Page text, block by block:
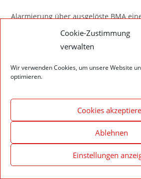
Cookie-Zustimmung
verwalten
Wir verwenden Cookies, um unsere Website
optimieren.
Cookies
Ablehnen
Einstellungen
Alarmierung über ausgelöste BMA
Industrieunternehmens infolge